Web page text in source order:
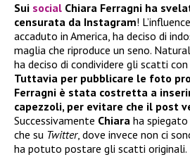
Sui social Chiara Ferragni ha
censurata da Instagram!
accaduto in America, ha deciso di
maglia che riproduce un seno.
ha deciso di condividere gli scatti
Tuttavia per pubblicare le foto
Ferragni è stata costretta a
capezzoli, per evitare che il post
Successivamente Chiara ha
che su Twitter, dove invece non ci
ha potuto postare gli scatti originali.